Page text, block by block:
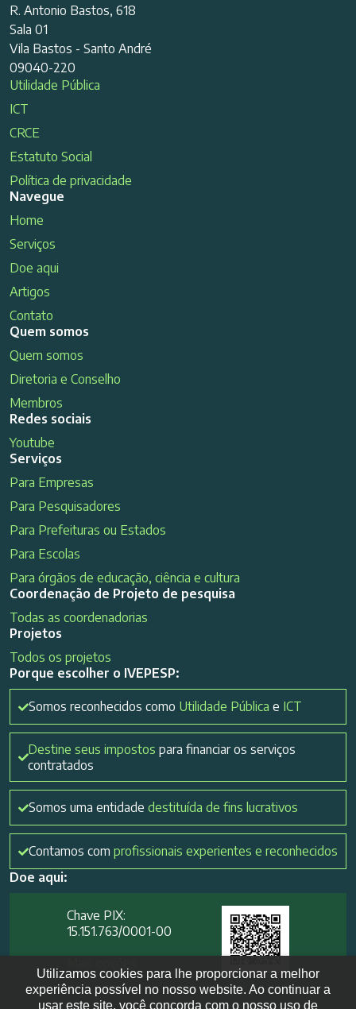
R. Antonio Bastos, 618
Sala 01
Vila Bastos - Santo André
09040-220
Utilidade Pública
ICT
CRCE
Estatuto Social
Política de privacidade
Navegue
Home
Serviços
Doe aqui
Artigos
Contato
Quem somos
Quem somos
Diretoria e Conselho
Membros
Redes sociais
Youtube
Serviços
Para Empresas
Para Pesquisadores
Para Prefeituras ou Estados
Para Escolas
Para órgãos de educação, ciência e cultura
Coordenação de Projeto de pesquisa
Todas as coordenadorias
Projetos
Todos os projetos
Porque escolher o IVEPESP:
Somos reconhecidos como Utilidade Pública e ICT
Destine seus impostos para financiar os serviços
contratados
Somos uma entidade destituída de fins lucrativos
Contamos com profissionais experientes e reconhecidos
Doe aqui:
Chave PIX:
15.151.763/0001-00​
Utilizamos cookies para lhe proporcionar a melhor
experiência possível no nosso website. Ao continuar a
usar este site, você concorda com o nosso uso de